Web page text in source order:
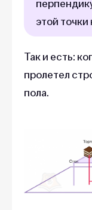
этой точки
Так и есть:
пролетел
пола.